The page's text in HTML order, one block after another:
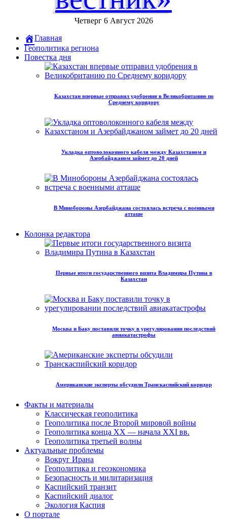
Четверг 6 Август 2026
Главная
Геополитика региона
Повестка дня
Казахстан впервые отправил удобрения в Великобританию по
Среднему коридору
Укладка оптоволоконного кабеля между Казахстаном и
Азербайджаном займет до 20 дней
В Минобороны Азербайджана состоялась встреча с военными
атташе
Колонка редактора
Первые итоги государственного визита Владимира Путина в
Казахстан
Москва и Баку поставили точку в урегулировании последствий
авиакатастрофы
Американские эксперты обсудили Транскаспийский коридор
Факты и материалы
Классическая геополитика
Геополитика после Второй мировой войны
Геополитика конца XX — начала XXI вв.
Геополитика третьей волны
Актуальные проблемы
Вокруг Ирана
Геополитика и геоэкономика
Безопасность и милитаризация
Каспийский транзит
Каспийский диалог
Экология Каспия
О портале